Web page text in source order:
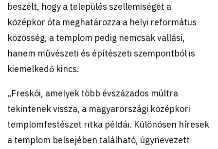
beszélt, hogy a település szellemiségét a
középkor óta meghatározza a helyi református
közösség, a templom pedig nemcsak vallási,
hanem művészeti és építészeti szempontból is
kiemelkedő kincs.
„Freskói, amelyek több évszázados múltra
tekintenek vissza, a magyarországi középkori
templomfestészet ritka példái. Különösen híresek
a templom belsejében található, úgynevezett